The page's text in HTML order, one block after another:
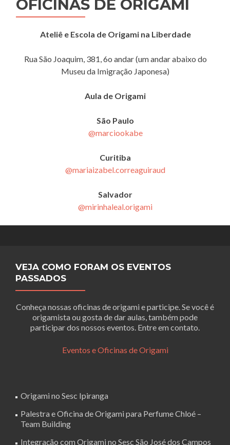
OFICINAS DE ORIGAMI
Ateliê e Escola de Origami na Liberdade
Rua São Joaquim, 381, 6o andar (um andar abaixo do
Museu da Imigração Japonesa)
Aula de Origami
São Paulo
@marciookabe
Curitiba
@mariaizabel.correaguiraud
Salvador
@mirinhaleal.origami
VEJA COMO FORAM OS EVENTOS
PASSADOS
Conheça nossas oficinas de origami e participe. Se você é
origamista ou gosta de dar aulas, também pode
participar dos nossos eventos. Entre em contato.
Eventos e Oficinas de Origami
Origami no Sesc Ipiranga
Palestra e Oficina de Origami para Perfume Chloé –
Team Building
Integração com Origami no Sesc São José dos Campos